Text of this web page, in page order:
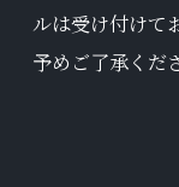
ルは受け付けて
予めご了承くだ